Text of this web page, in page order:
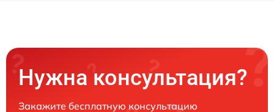
Нужна консультация?
Закажите бесплатную консультацию